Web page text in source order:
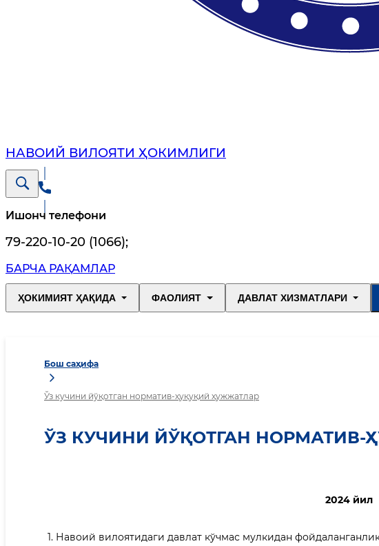
НАВОИЙ ВИЛОЯТИ ҲОКИМЛИГИ
Ишонч телефони
79-220-10-20 (1066);
БАРЧА РАҚАМЛАР
ҲОКИМИЯТ ҲАҚИДА ФАОЛИЯТ ДАВЛАТ ХИЗМАТЛАРИ
Бош саҳифа
Ўз кучини йўқотган норматив-ҳуқуқий ҳужжатлар
ЎЗ КУЧИНИ ЙЎҚОТГАН
2024 йил
1. Навоий вилоятидаги давлат кўчмас мулкидан